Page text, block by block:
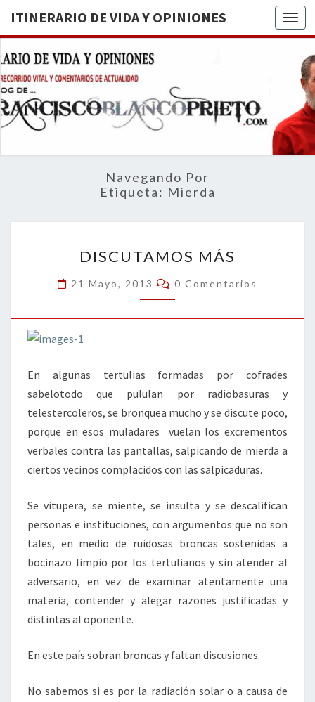
ITINERARIO DE VIDA Y OPINIONES
DE
BREVE
RECORRIDO
VITAL Y
ACTUALIDAD
Navegando Por
Etiqueta: Mierda
MÁS
DISCUTAMOS MÁS
21 Mayo, 2013 Comentarios
0 Comentarios
En algunas tertulias formadas por cofrades
sabelotodo que pululan por radiobasuras y
telestercoleros, se bronquea mucho y se discute poco,
porque en esos muladares vuelan los excrementos
verbales contra las pantallas, salpicando de mierda a
ciertos vecinos complacidos con las salpicaduras.
Se vitupera, se miente, se insulta y se descalifican
personas e instituciones, con argumentos que no son
tales, en medio de ruidosas broncas sostenidas a
bocinazo limpio por los tertulianos y sin atender al
adversario, en vez de examinar atentamente una
materia, contender y alegar razones justificadas y
distintas al oponente.
En este país sobran broncas y faltan discusiones.
No sabemos si es por la radiación solar o a causa de